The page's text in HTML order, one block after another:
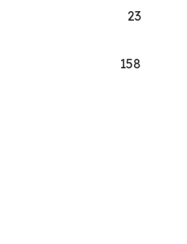
23
158